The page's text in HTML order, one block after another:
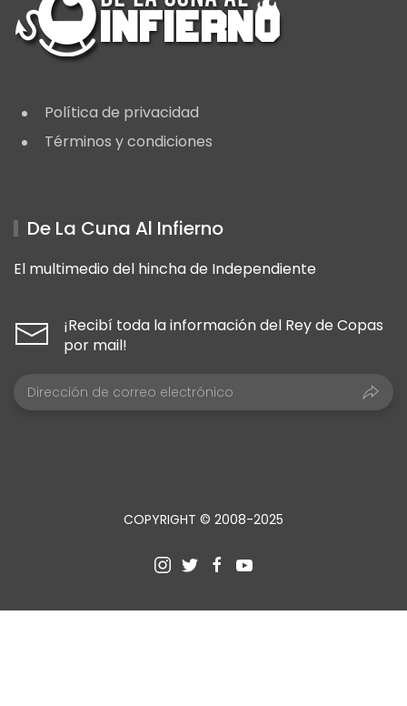
Política de privacidad
Términos y condiciones
De La Cuna Al Infierno
El multimedio del hincha de Independiente
¡Recibí toda la información del Rey de Copas
por mail!
COPYRIGHT © 2008-2025